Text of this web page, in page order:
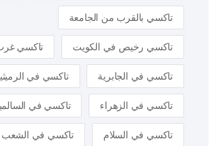
تاكسي بالقرب من الجامعة
تاكسي رخيص في الكويت تاكسي
تاكسي في الجابرية تاكسي في
تاكسي في الزهراء تاكسي في
تاكسي في السلام تاكسي في الشعب